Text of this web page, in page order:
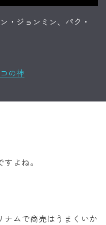
・ジョンミン、パク・
の神
よね。
ナムで商売はうまくいか